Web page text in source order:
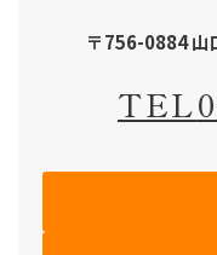
〒756-0884 山
TEL